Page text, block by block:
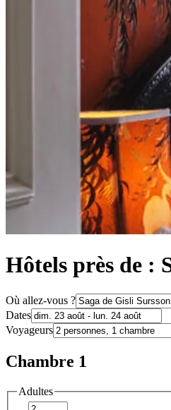
Hôtels près de :
Où allez-vous ?
Dates
Voyageurs
Chambre 1
Adultes